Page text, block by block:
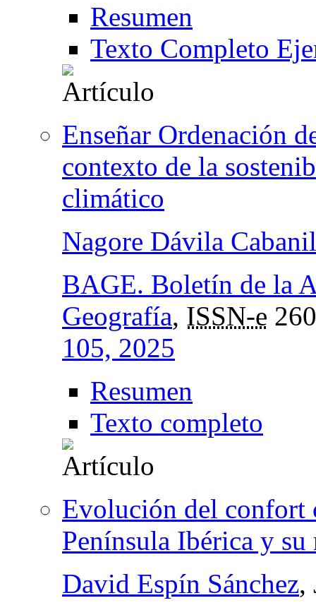
Resumen
Texto Completo
Enseñar Ordenación
contexto de la
climático
Nagore Dávila
BAGE. Boletín de la
Geografía, ISSN-e
105, 2025
Resumen
Texto completo
Evolución del confort
Península Ibérica y
David Espín Sánchez,